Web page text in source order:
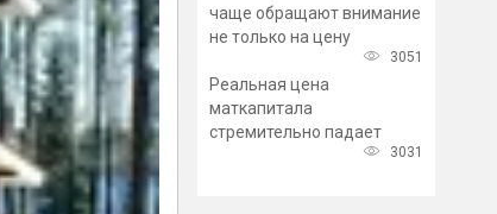
чаще обращают внимание
не только на цену
3051
Реальная цена
маткапитала
стремительно падает
3031